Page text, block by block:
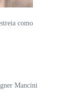
como
Mancini